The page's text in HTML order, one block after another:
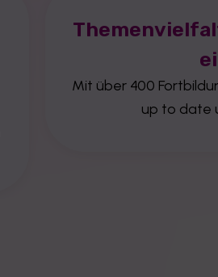
Mit über 400
up to date